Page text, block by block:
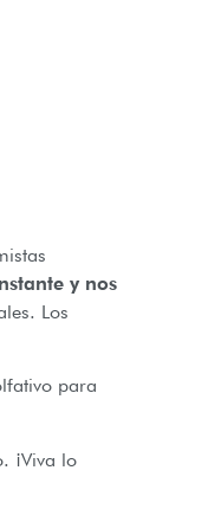
y nos
Los
para
¡Viva lo